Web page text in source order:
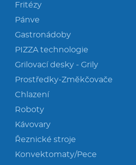
Fritézy
Pánve
Gastronádoby
PIZZA technologie
Grilovací desky - Grily
Prostředky-Změkčovače
Chlazení
Roboty
Kávovary
Řeznické stroje
Konvektomaty/Pece